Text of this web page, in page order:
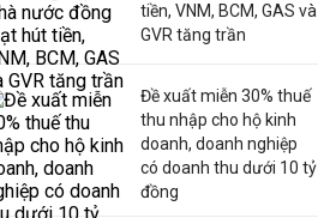
tiền, VNM, BCM, GAS và
GVR tăng trần
Đề xuất miễn 30% thuế
thu nhập cho hộ kinh
doanh, doanh nghiệp
có doanh thu dưới 10 tỷ
đồng